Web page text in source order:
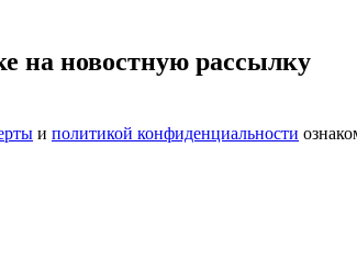
на новостную рассылку
и политикой конфиденциальности